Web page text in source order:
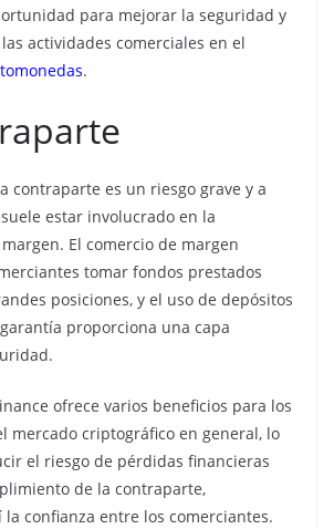
para mejorar la seguridad y
actividades comerciales en el
.
contraparte es un riesgo grave y a
estar involucrado en la
El comercio de margen
tomar fondos prestados
posiciones, y el uso de depósitos
proporciona una capa
ofrece varios beneficios para los
mercado criptográfico en general, lo
el riesgo de pérdidas financieras
de la contraparte,
confianza entre los comerciantes.